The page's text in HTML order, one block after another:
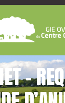
–
cookies